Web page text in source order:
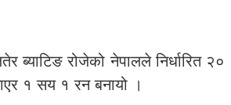
ब्याटिङ रोजेको नेपालले निर्धारित २०
१ सय १ रन बनायो ।